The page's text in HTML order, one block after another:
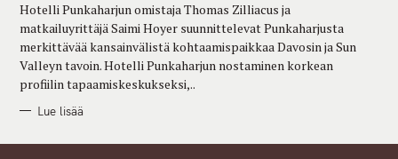
I
S
Hotelli Punkaharjun omistaja Thomas Zilliacus ja
matkailuyrittäjä Saimi Hoyer suunnittelevat Punkaharjusta
merkittävää kansainvälistä kohtaamispaikkaa Davosin ja Sun
Valleyn tavoin. Hotelli Punkaharjun nostaminen korkean
profiilin tapaamiskeskukseksi,..
Lue lisää